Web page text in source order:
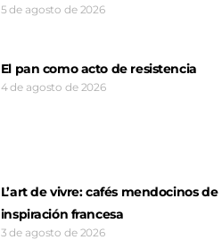
5 de agosto de 2026
El pan como acto de resistencia
4 de agosto de 2026
L’art de vivre: cafés mendocinos de
inspiración francesa
3 de agosto de 2026